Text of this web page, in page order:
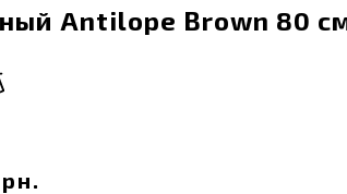
Antilope Brown 80